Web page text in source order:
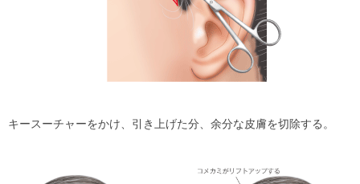
キースーチャーをかけ、引き上げた分、余分な皮膚を切除する。